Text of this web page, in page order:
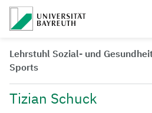
Lehrstuhl Sozial- und
Sports
Tizian Schuck